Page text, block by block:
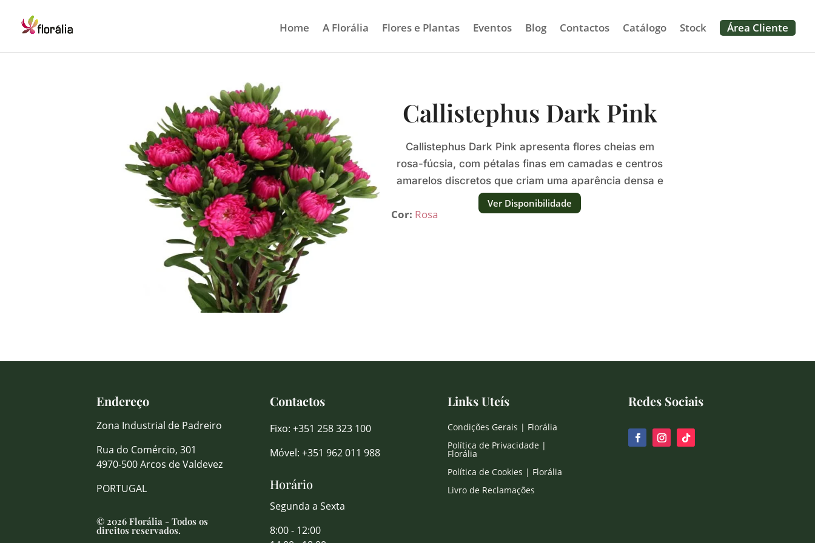
Home A Florália Flores e Plantas Eventos Blog Contactos Catálogo Stock Área Cliente
Callistephus Dark Pink
Callistephus Dark Pink apresenta flores cheias em
rosa-fúcsia, com pétalas finas em camadas e centros
amarelos discretos que criam uma aparência densa e
vibrante.
Cor: Rosa
Ver Disponibilidade
Endereço
Zona Industrial de Padreiro
Rua do Comércio, 301
4970-500 Arcos de Valdevez
PORTUGAL
© 2026 Florália - Todos os
direitos reservados.
Contactos
Fixo: +351 258 323 100
Móvel: +351 962 011 988
Horário
Segunda a Sexta
8:00 - 12:00
Links Uteís
Condições Gerais | Florália
Política de Privacidade |
Florália
Política de Cookies | Florália
Livro de Reclamações
Redes Sociais